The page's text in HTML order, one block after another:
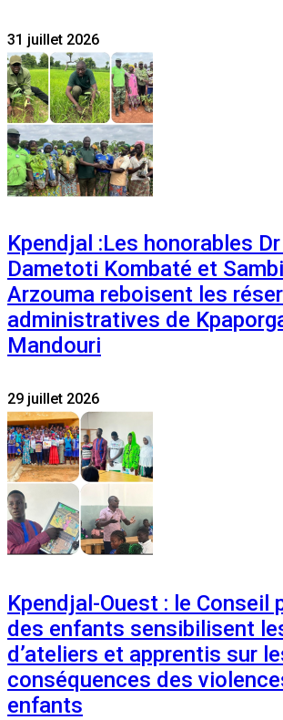
31 juillet 2026
Kpendjal :Les honorables
Dametoti Kombaté et
Arzouma reboisent les
administratives de
Mandouri
29 juillet 2026
Kpendjal-Ouest : le Conseil
des enfants sensibilisent
d’ateliers et apprentis sur
conséquences des
enfants